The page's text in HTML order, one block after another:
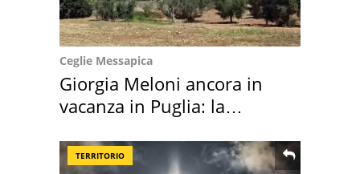
Ceglie Messapica
Giorgia Meloni ancora in
vacanza in Puglia: la
TERRITORIO